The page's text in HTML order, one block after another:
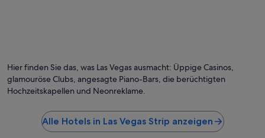
Hier finden Sie das, was Las Vegas ausmacht: Üppige Casinos,
glamouröse Clubs, angesagte Piano-Bars, die berüchtigten
Hochzeitskapellen und Neonreklame.
Alle Hotels in Las Vegas Strip anzeigen